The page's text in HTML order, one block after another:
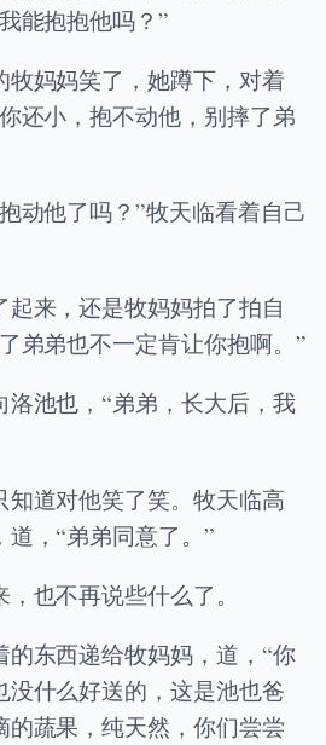
能抱抱他吗？”
妈妈笑了，她蹲下，对着
还小，抱不动他，别摔了弟
动他了吗？”牧天临看着自己
来，还是牧妈妈拍了拍自
弟弟也不一定肯让你抱啊。”
池也，“弟弟，长大后，我
道对他笑了笑。牧天临高
，“弟弟同意了。”
也不再说些什么了。
东西递给牧妈妈，道，“你
什么好送的，这是池也爸
蔬果，纯天然，你们尝尝